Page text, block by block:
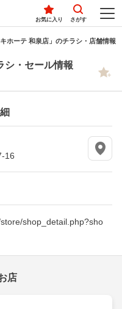
お気に入り さがす
キホーテ 和泉店」のチラシ・店舗情報
シ・セール情報
16
shop_detail.php?sho
店